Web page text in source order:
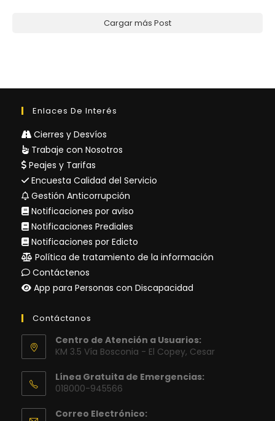
Cargar más Post
Enlaces De Interés
Cierres y Desvíos
Trabaje con Nosotros
Peajes y Tarifas
Encuesta Calidad del Servicio
Gestión Anticorrupción
Notificaciones por aviso
Notificaciones Prediales
Notificaciones por Edicto
Política de tratamiento de la información
Contáctenos
App para Personas con Discapacidad
Contáctanos
Centro de Atención a Usuarios:
KM 3.5 Vía Bosconia - El Copey, Cesar
Línea Gratuita de Emergencias:
018000-945566
Correo Electrónico: